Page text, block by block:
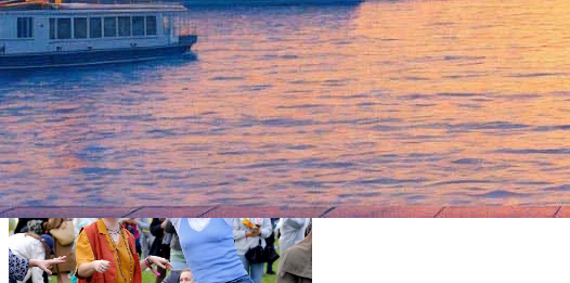
Также театр 6 апреля объявил о начале приготовлений к следующему
артистов. Театр анонсировал возможность предзаказа печатной версии
«Фонтанка.ру»